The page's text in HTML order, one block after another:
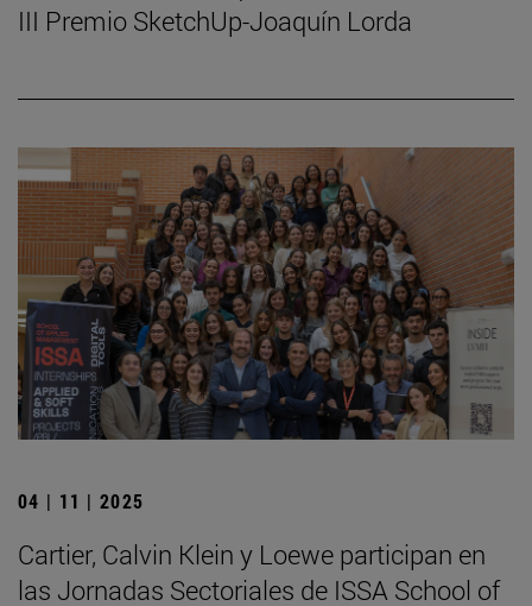
III Premio SketchUp-Joaquín Lorda
04 | 11 | 2025
Cartier, Calvin Klein y Loewe participan en
las Jornadas Sectoriales de ISSA School of